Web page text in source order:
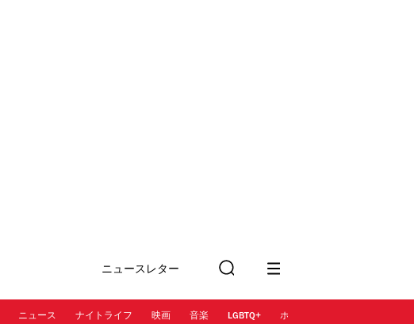
ニュースレター
に登録
索
ニュース ナイトライフ 映画 音楽 LGBTQ+ ホテル